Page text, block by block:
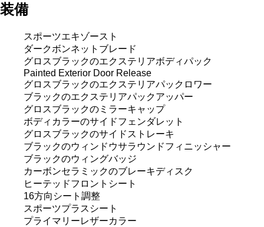
装備
スポーツエキゾースト
ダークボンネットブレード
グロスブラックのエクステリアボディパック
Painted Exterior Door Release
グロスブラックのエクステリアパックロワー
ブラックのエクステリアパックアッパー
グロスブラックのミラーキャップ
ボディカラーのサイドフェンダレット
グロスブラックのサイドストレーキ
ブラックのウィンドウサラウンドフィニッシャー
ブラックのウィングバッジ
カーボンセラミックのブレーキディスク
ヒーテッドフロントシート
16方向シート調整
スポーツプラスシート
プライマリーレザーカラー